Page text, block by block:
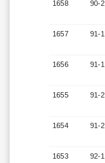
1658 90-2
1657 91-1
1656 91-1
1655 91-2
1654 91-2
1653 92-1